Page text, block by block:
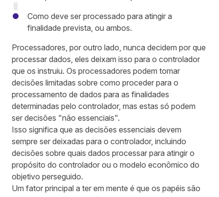
Como deve ser processado para atingir a
finalidade prevista, ou ambos.
Processadores, por outro lado, nunca decidem por que
processar dados, eles deixam isso para o controlador
que os instruiu. Os processadores podem tomar
decisões limitadas sobre como proceder para o
processamento de dados para as finalidades
determinadas pelo controlador, mas estas só podem
ser decisões "não essenciais".
Isso significa que as decisões essenciais devem
sempre ser deixadas para o controlador, incluindo
decisões sobre quais dados processar para atingir o
propósito do controlador ou o modelo econômico do
objetivo perseguido.
Um fator principal a ter em mente é que os papéis são